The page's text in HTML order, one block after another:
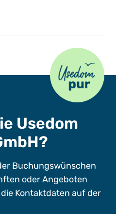
Usedom Pur
Usedom
Buchungswünschen
oder Angeboten
Kontaktdaten auf der